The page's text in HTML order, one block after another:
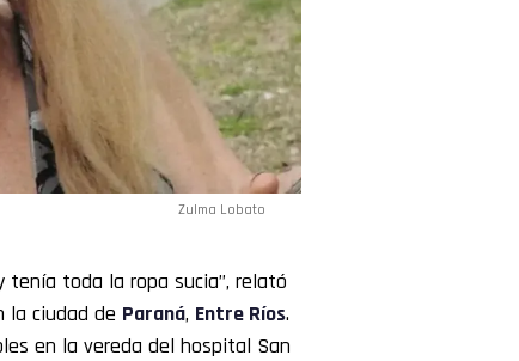
Zulma Lobato
tenía toda la ropa sucia”, relató
la ciudad de Paraná, Entre Ríos.
en la vereda del hospital San